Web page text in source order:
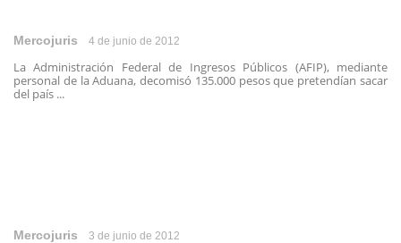
Mercojuris 4 de junio de 2012
La Administración Federal de Ingresos Públicos (AFIP), mediante
personal de la Aduana, decomisó 135.000 pesos que pretendían sacar
del país ...
Mercojuris 3 de junio de 2012